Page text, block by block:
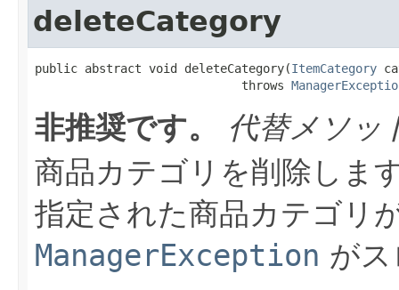
deleteCategory
public abstract void deleteCategory(ItemCategory
                             throws
非推奨です。
代替メソッ
商品カテゴリを削除しま
指定された商品カテゴリ
ManagerException が